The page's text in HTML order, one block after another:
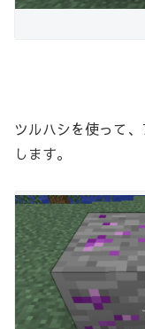
ツルハシを使って
します。